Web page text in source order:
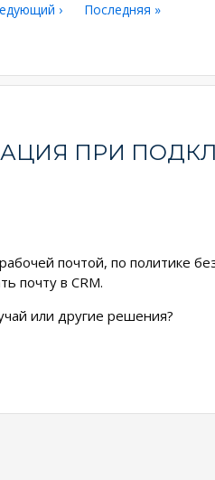
›
Последняя
Последняя »
ПРИ
почтой, по политике
почту в CRM.
или другие решения?